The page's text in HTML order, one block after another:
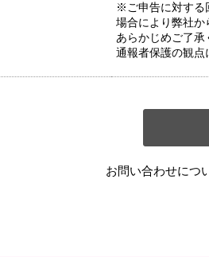
※ご申告に対する
場合により弊社か
あらかじめご了承
通報者保護の観点
お問い合わせにつ